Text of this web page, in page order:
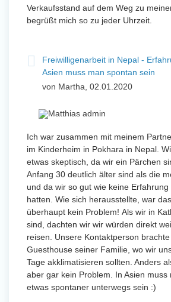
Verkaufsstand auf dem Weg zu
begrüßt mich so zu jeder Uhrzeit.
Freiwilligenarbeit in Nepal -
Asien muss man spontan sein
von Martha, 02.01.2020
Ich war zusammen mit meinem
im Kinderheim in Pokhara in Nepal.
etwas skeptisch, da wir ein Pärchen
Anfang 30 deutlich älter sind als die
und da wir so gut wie keine Erfahrung
hatten. Wie sich herausstellte, war
überhaupt kein Problem! Als wir in
sind, dachten wir wir würden direkt
reisen. Unsere Kontaktperson
Guesthouse seiner Familie, wo wir
Tage akklimatisieren sollten. Anders
aber gar kein Problem. In Asien muss
etwas spontaner unterwegs sein :)